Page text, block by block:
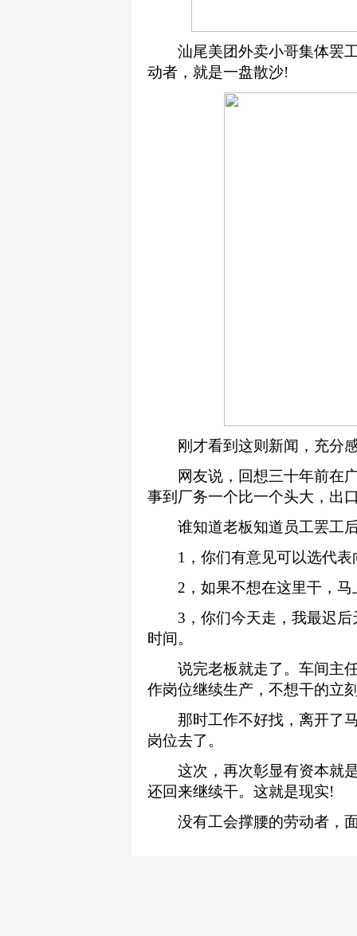
汕尾美团外卖小哥集体罢工
动者，就是一盘散沙!
刚才看到这则新闻，充分感
网友说，回想三十年前在广
事到厂务一个比一个头大，出
谁知道老板知道员工罢工后
1，你们有意见可以选代表
2，如果不想在这里干，马
3，你们今天走，我最迟后
时间。
说完老板就走了。车间主任
作岗位继续生产，不想干的立
那时工作不好找，离开了马
岗位去了。
这次，再次彰显有资本就是
还回来继续干。这就是现实!
没有工会撑腰的劳动者，面